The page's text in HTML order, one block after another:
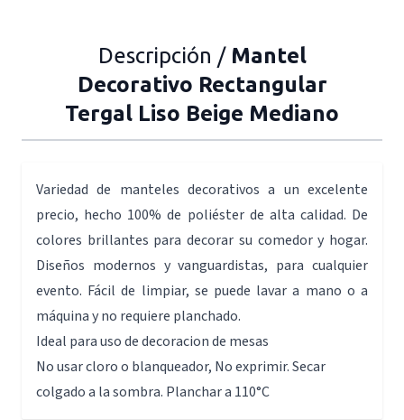
Descripción / Mantel
Decorativo Rectangular
Tergal Liso Beige Mediano
Variedad de manteles decorativos a un excelente
precio, hecho 100% de poliéster de alta calidad. De
colores brillantes para decorar su comedor y hogar.
Diseños modernos y vanguardistas, para cualquier
evento. Fácil de limpiar, se puede lavar a mano o a
máquina y no requiere planchado.
Ideal para uso de decoracion de mesas
No usar cloro o blanqueador, No exprimir. Secar
colgado a la sombra. Planchar a 110°C